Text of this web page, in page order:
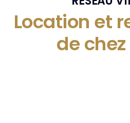
Location et
de